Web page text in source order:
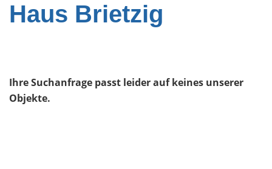
Haus Brietzig
Ihre Suchanfrage passt leider auf keines unserer
Objekte.